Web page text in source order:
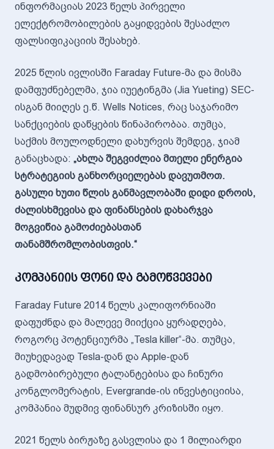
ინფორმაციას 2023 წელს პირველი
ელექტრომობილების გაყიდვების შესაძლო
ფალსიფიკაციის შესახებ.
2025 წლის ივლისში Faraday Future-მა და მისმა
დამფუძნებელმა, ჯია იუეტინგმა (Jia Yueting) SEC-
ისგან მიიღეს ე.წ. Wells Notices, რაც საჯარიმო
სანქციების დაწყების წინაპირობაა. თუმცა,
საქმის მოულოდნელი დახურვის შემდეგ, ჯიამ
განაცხადა: „ახლა შეგვიძლია მთელი ენერგია
სტრატეგიის განხორციელებას დავუთმოთ.
გასული ხუთი წლის განმავლობაში დიდი დროის,
ძალისხმევისა და ფინანსების დახარჯვა
მოგვიწია გამოძიებასთან
თანამშრომლობისთვის.“
კომპანიის ფონი და გამოწვევები
Faraday Future 2014 წელს კალიფორნიაში
დაფუძნდა და მალევე მიიქცია ყურადღება,
როგორც პოტენციურმა „Tesla killer“-მა. თუმცა,
მიუხედავად Tesla-დან და Apple-დან
გადმობირებული ტალანტებისა და ჩინური
კონგლომერატის, Evergrande-ის ინვესტიციისა,
კომპანია მუდმივ ფინანსურ კრიზისში იყო.
2021 წელს ბირჟაზე გასვლისა და 1 მილიარდი